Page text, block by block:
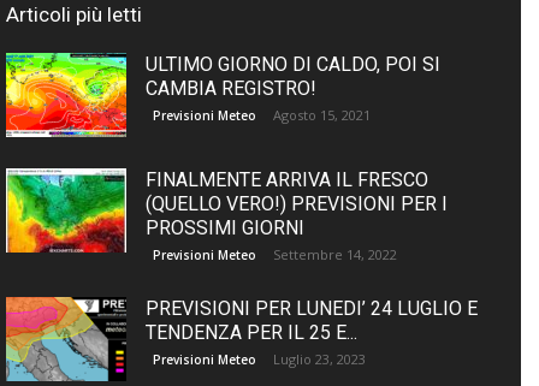
Articoli più letti
ULTIMO GIORNO DI CALDO, POI SI
CAMBIA REGISTRO!
Previsioni Meteo Agosto 15, 2021
FINALMENTE ARRIVA IL FRESCO
(QUELLO VERO!) PREVISIONI PER I
PROSSIMI GIORNI
Previsioni Meteo Settembre 14, 2022
PREVISIONI PER LUNEDI’ 24 LUGLIO E
TENDENZA PER IL 25 E...
Previsioni Meteo Luglio 23, 2023